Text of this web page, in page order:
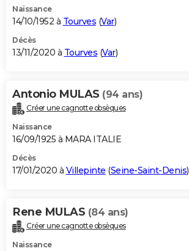
Naissance
14/10/1952 à Tourves (Var)
Décès
13/11/2020 à Tourves (Var)
Antonio MULAS (94 ans)
Créer une cagnotte obsèques
Naissance
16/09/1925 à MARA ITALIE
Décès
17/01/2020 à Villepinte (Seine-Saint-Denis)
Rene MULAS (84 ans)
Créer une cagnotte obsèques
Naissance